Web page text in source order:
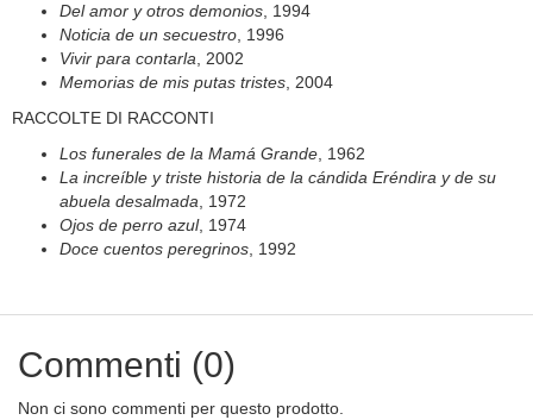
Del amor y otros demonios, 1994
Noticia de un secuestro, 1996
Vivir para contarla, 2002
Memorias de mis putas tristes, 2004
RACCOLTE DI RACCONTI
Los funerales de la Mamá Grande, 1962
La increíble y triste historia de la cándida Eréndira y de su
abuela desalmada, 1972
Ojos de perro azul, 1974
Doce cuentos peregrinos, 1992
Commenti (0)
Non ci sono commenti per questo prodotto.